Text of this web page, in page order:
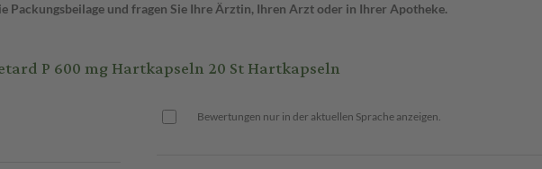
Packungsbeilage und fragen Sie Ihre Ärztin, Ihren Arzt oder in Ihrer Apotheke.
P 600 mg Hartkapseln 20 St Hartkapseln
Bewertungen nur in der aktuellen Sprache anzeigen.